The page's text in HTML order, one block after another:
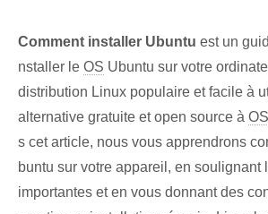
Comment installer Ubuntu est un
nstaller le OS Ubuntu sur votre
distribution Linux populaire et facile à
alternative gratuite et open source à OS
s cet article, nous vous apprendrons
buntu sur votre appareil, en soulignant
importantes et en vous donnant des